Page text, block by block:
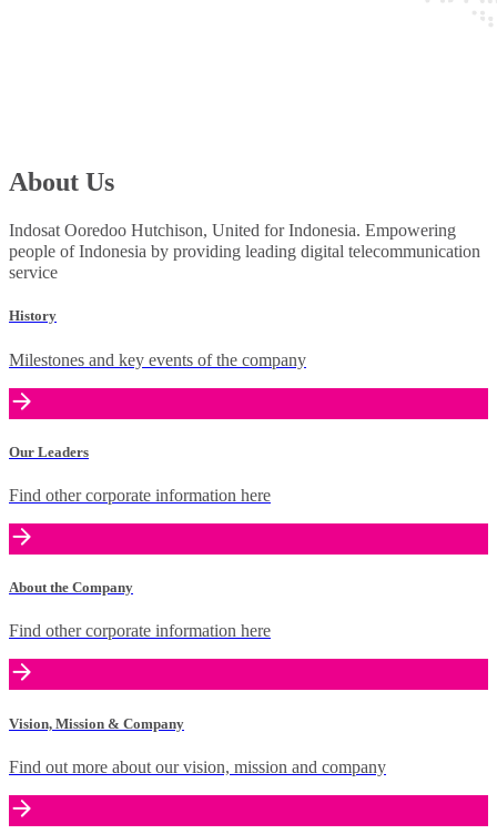
About Us
Indosat Ooredoo Hutchison, United for Indonesia. Empowering
people of Indonesia by providing leading digital telecommunication
service
History
Milestones and key events of the company
Our Leaders
Find other corporate information here
About the Company
Find other corporate information here
Vision, Mission & Company
Find out more about our vision, mission and company